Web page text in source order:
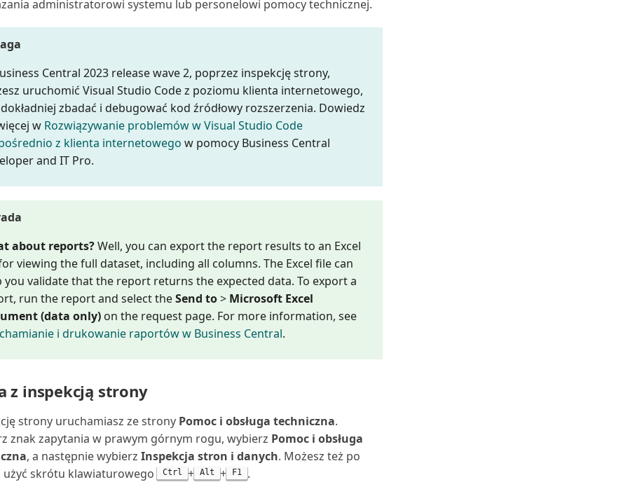
administratorowi systemu lub personelowi pomocy technicznej.
Central 2023 release wave 2, poprzez inspekcję strony,
uruchomić Visual Studio Code z poziomu klienta internetowego,
zbadać i debugować kod źródłowy rozszerzenia. Dowiedz
w Rozwiązywanie problemów w Visual Studio Code
z klienta internetowego w pomocy Business Central
and IT Pro.
about reports?Well, you can export the report results to an Excel
viewing the full dataset, including all columns. The Excel file can
you validate that the report returns the expected data. To export a
run the report and select theSend to> Microsoft Excel
(data only)on the request page. For more information, see
i drukowanie raportów w Business Central.
z inspekcją strony
strony uruchamiasz ze strony Pomoc i obsługa techniczna.
znak zapytania w prawym górnym rogu, wybierz Pomoc i obsługa
, a następnie wybierz Inspekcja stron i danych. Możesz też po
skrótu klawiaturowego
Ctrl + Alt + F1
.